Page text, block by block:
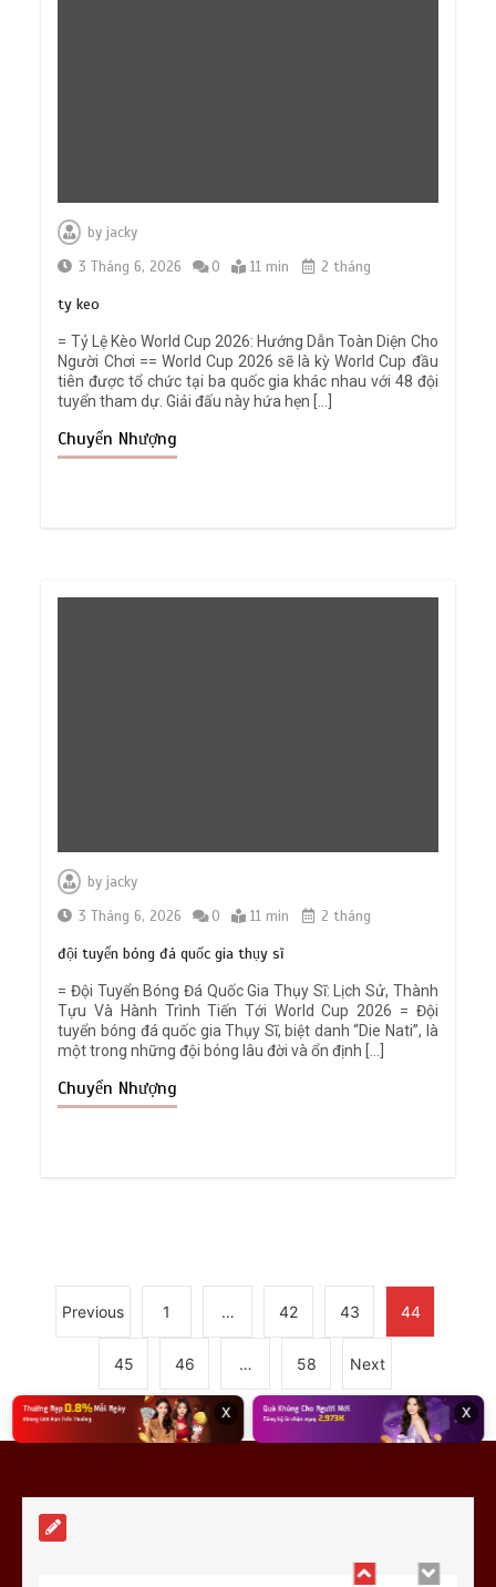
byjacky
3 Tháng 6, 2026
0 11 min 2 tháng
ty keo
= Tỷ Lệ Kèo World Cup 2026: Hướng Dẫn Toàn Diện Cho
Người Chơi == World Cup 2026 sẽ là kỳ World Cup đầu
tiên được tổ chức tại ba quốc gia khác nhau với 48 đội
tuyển tham dự. Giải đấu này hứa hẹn […]
Chuyển Nhượng
byjacky
3 Tháng 6, 2026
0 11 min 2 tháng
đội tuyển bóng đá quốc gia thụy sĩ
= Đội Tuyển Bóng Đá Quốc Gia Thụy Sĩ: Lịch Sử, Thành
Tựu Và Hành Trình Tiến Tới World Cup 2026 = Đội
tuyển bóng đá quốc gia Thụy Sĩ, biệt danh “Die Nati”, là
một trong những đội bóng lâu đời và ổn định […]
Chuyển Nhượng
Previous 1 … 42 43 44
45 46 … 58 Next
hợp đồng mượn thông minh hay canh
HLV Kim Sang Sik có “bài vở” gì cho
màn ra quân ASEAN Cup?
Việt Nam – Timor Leste: Đối thủ tí hon
“lột xác” với “lính đánh thuê” châu Âu
x x